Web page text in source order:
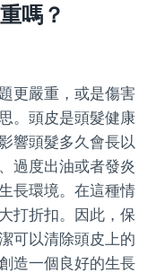
嗎？
更嚴重，或是傷害
。頭皮是頭髮健康
響頭髮多久會長以
過度出油或者發炎
長環境。在這種情
打折扣。因此，保
可以清除頭皮上的
造一個良好的生長